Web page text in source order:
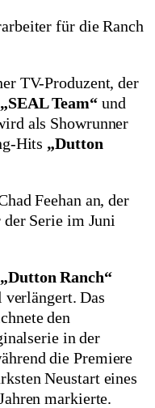
für die Ranch
TV-Produzent, der
„SEAL Team“und
als Showrunner
Hits „Dutton
Feehan an, der
Serie im Juni
„Dutton Ranch“
Das
den
in der
die Premiere
Neustart eines
markierte.